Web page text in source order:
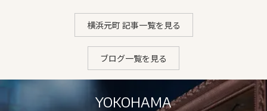
横浜元町 記事一覧を見る
ブログ一覧を見る
YOKOHAMA